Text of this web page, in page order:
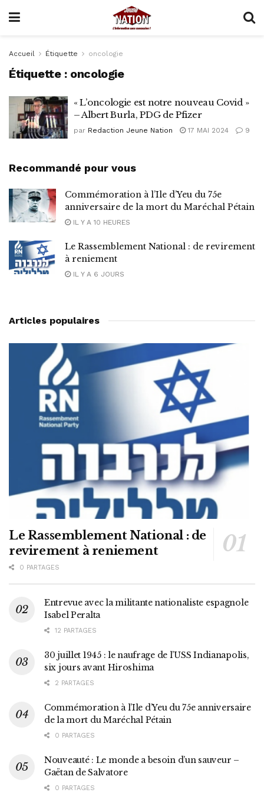
Accueil Étiquette oncologie
Étiquette : oncologie
« L’oncologie est notre nouveau Covid »
– Albert Burla, PDG de Pfizer
par Redaction Jeune Nation 17 MAI 2024 9
Recommandé pour vous
Commémoration à l’Ile d’Yeu du 75e
anniversaire de la mort du Maréchal Pétain
IL Y A 10 HEURES
Le Rassemblement National : de revirement
à reniement
IL Y A 6 JOURS
Articles populaires
Le Rassemblement National : de
revirement à reniement
0 PARTAGES
Entrevue avec la militante nationaliste espagnole
Isabel Peralta
12 PARTAGES
30 juillet 1945 : le naufrage de l’USS Indianapolis,
six jours avant Hiroshima
2 PARTAGES
Commémoration à l’Ile d’Yeu du 75e anniversaire
de la mort du Maréchal Pétain
0 PARTAGES
Nouveauté : Le monde a besoin d’un sauveur –
Gaëtan de Salvatore
0 PARTAGES